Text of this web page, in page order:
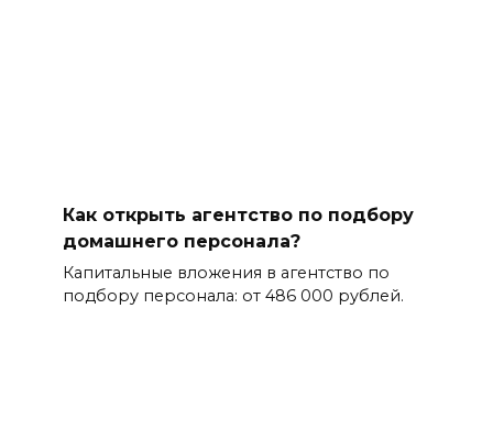
Как открыть агентство по подбору
домашнего персонала?
Капитальные вложения в агентство по
подбору персонала: от 486 000 рублей.